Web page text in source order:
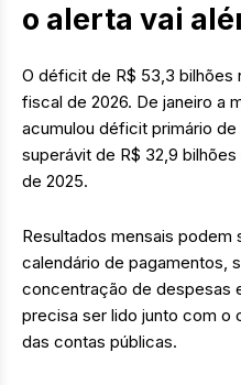
o alerta vai
O déficit de R$ 53,3 bilhões
fiscal de 2026. De janeiro a
acumulou déficit primário
superávit de R$ 32,9
de 2025.
Resultados mensais podem
calendário de pagamentos,
concentração de despesas
precisa ser lido junto com o
das contas públicas.